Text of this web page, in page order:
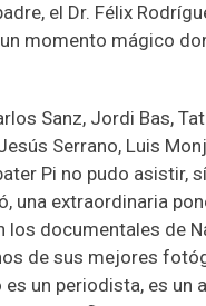
el Dr. Félix
momento mágico
Sanz, Jordi Bas,
Serrano, Luis
Pi no pudo asistir,
una extraordinaria
los documentales de
de sus mejores
un periodista, es un